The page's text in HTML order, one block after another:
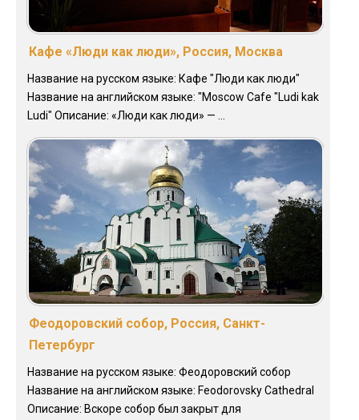
Кафе «Люди как люди», Россия, Москва
Название на русском языке: Кафе "Люди как люди"
Название на английском языке: "Moscow Cafe "Ludi kak
Ludi" Описание: «Люди как люди» — ...
Феодоровский собор, Россия, Санкт-
Петербург
Название на русском языке: Феодоровский собор
Название на английском языке: Feodorovsky Cathedral
Описание: Вскоре собор был закрыт для